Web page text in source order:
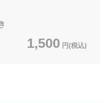
1,500 円(税込)